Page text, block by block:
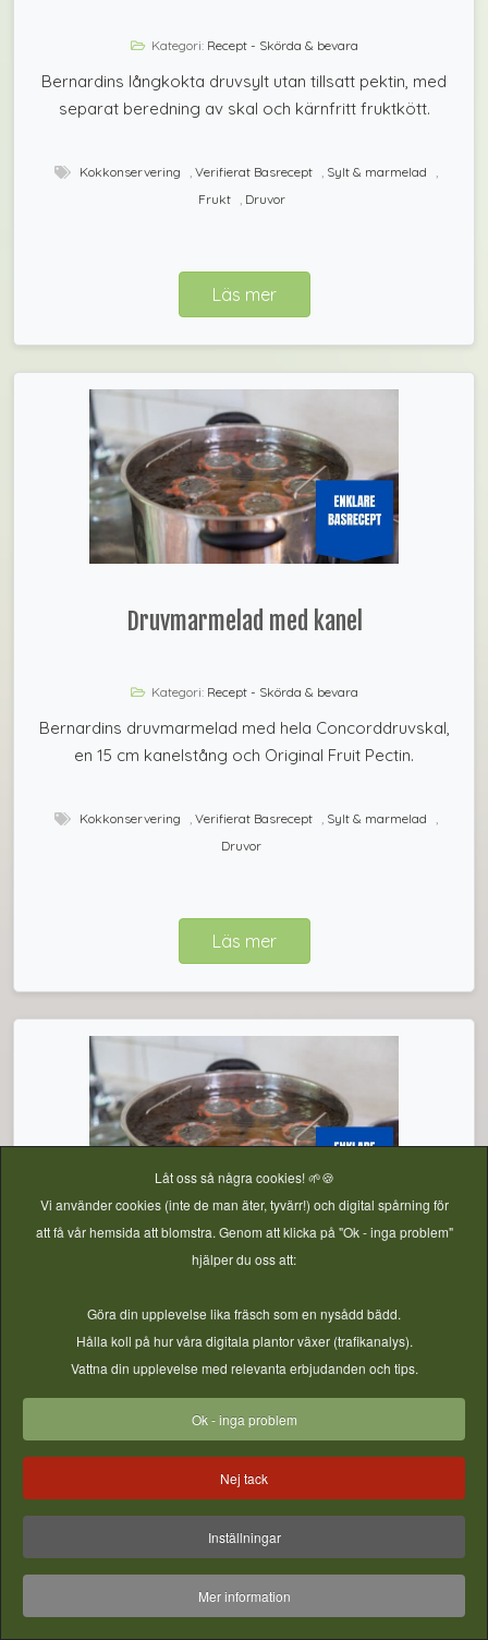
Kategori: Recept - Skörda & bevara
Bernardins långkokta druvsylt utan tillsatt pektin, med
separat beredning av skal och kärnfritt fruktkött.
Läs mer
Kokkonservering , Verifierat Basrecept , Sylt & marmelad ,
Frukt , Druvor
Druvmarmelad med kanel
Kategori: Recept - Skörda & bevara
Bernardins druvmarmelad med hela Concorddruvskal,
en 15 cm kanelstång och Original Fruit Pectin.
Läs mer
Kokkonservering , Verifierat Basrecept , Sylt & marmelad ,
Druvor
Druv- och tranbärssylt med jalapeño
Kategori:Recept - Skörda & bevara
Bernardins druv- och tranbärssylt med kärnfri
Concorddruvmassa, jalapeño, koriander och
pektinkristaller.
Läs mer
Verifierat Basrecept
Paprika & chili ,Tranbär ,Druvor
Låt oss så några cookies! 🌱🍪
Vi använder cookies (inte de man äter, tyvärr!) och digital spårning för
att få vår hemsida att blomstra. Genom att klicka på "Ok - inga problem"
hjälper du oss att:
Göra din upplevelse lika fräsch som en nysådd bädd.
Hålla koll på hur våra digitala plantor växer (trafikanalys).
Vattna din upplevelse med relevanta erbjudanden och tips.
Ok - inga problem
Nej tack
Inställningar
Mer information